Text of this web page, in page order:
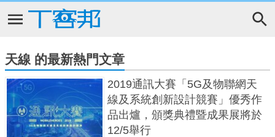
天線 的最新熱門文章
2019通訊大賽「5G及物聯網天
線及系統創新設計競賽」優秀作
品出爐，頒獎典禮暨成果展將於
12/5舉行